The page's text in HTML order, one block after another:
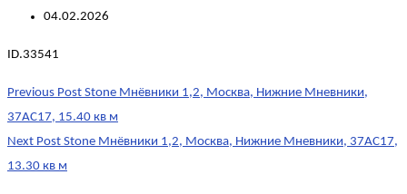
04.02.2026
ID.33541
Post
navigation
Previous Post Stone Мнёвники 1,2, Москва, Нижние Мневники,
37АС17, 15.40 кв м
Next Post Stone Мнёвники 1,2, Москва, Нижние Мневники, 37АС17,
13.30 кв м